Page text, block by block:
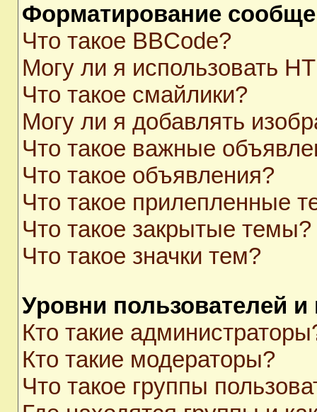
Форматирование
Что такое BBCode?
Могу ли я использовать
Что такое смайлики?
Могу ли я добавлять
Что такое важные
Что такое объявления?
Что такое прилепленные
Что такое закрытые темы?
Что такое значки тем?
Уровни пользователей и
Кто такие
Кто такие модераторы?
Что такое группы